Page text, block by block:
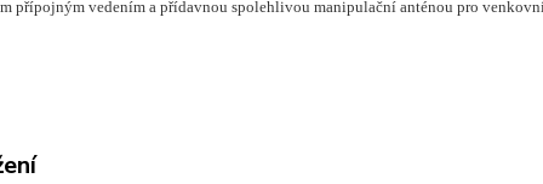
přípojným vedením a přídavnou spolehlivou manipulační anténou pro